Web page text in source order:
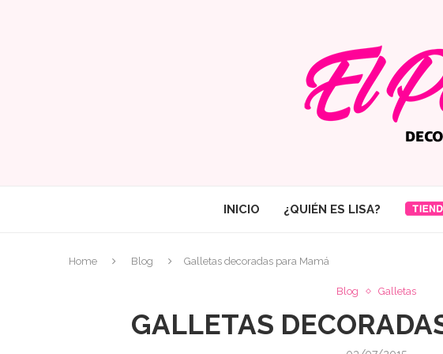
INICIO ¿QUIÉN ES LISA?
Home Blog Galletas decoradas para Mamá
Blog Galletas
GALLETAS